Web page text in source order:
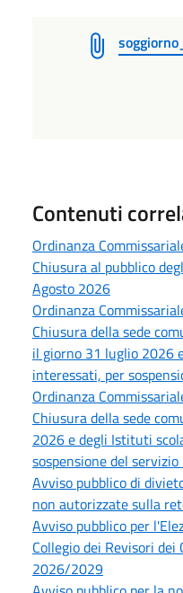
Contenuti
Ordinanza
Chiusura al pubblico
Agosto 2026
Ordinanza
Chiusura della sede
il giorno 31 luglio 2026
interessati, per
Ordinanza
Chiusura della sede
2026 e degli Istituti
sospensione del servizio
Avviso pubblico di
non autorizzate sulla
Avviso pubblico per
Collegio dei Revisori
2026/2029